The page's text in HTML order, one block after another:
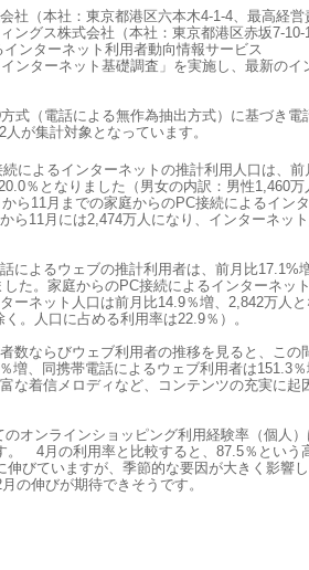
社（本社：東京都港区六本木4-1-4、最高経営
ングス株式会社（本社：東京都港区赤坂7-10-
ンターネット利用者動向情報サービス
ンターネット基礎調査」を実施し、最新のイ
式（電話による無作為抽出方式）に基づき電
が集計対象となっています。
によるインターネットの推計利用人口は、前
％となりました（男女の内訳：男性1,460万
ら11月までの家庭からのPC接続によるイン
ら11月には2,474万人になり、インターネッ
によるウェブの推計利用者は、前月比17.1%
た。家庭からのPC接続によるインターネッ
ーネット人口は前月比14.9％増、2,842万人と
。人口に占める利用率は22.9％）。
数ならびウェブ利用者の推移を見ると、この
増、同携帯電話によるウェブ利用者は151.3
な着信メロディなど、コンテンツの充実に起
オンラインショッピング利用経験率（個人）
。 4月の利用率と比較すると、87.5％という
びていますが、季節的な要因が大きく影響し
の伸びが期待できそうです。